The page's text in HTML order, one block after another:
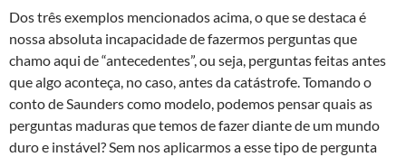
Dos três exemplos mencionados acima, o que se destaca é
nossa absoluta incapacidade de fazermos perguntas que
chamo aqui de “antecedentes”, ou seja, perguntas feitas antes
que algo aconteça, no caso, antes da catástrofe. Tomando o
conto de Saunders como modelo, podemos pensar quais as
perguntas maduras que temos de fazer diante de um mundo
duro e instável? Sem nos aplicarmos a esse tipo de pergunta